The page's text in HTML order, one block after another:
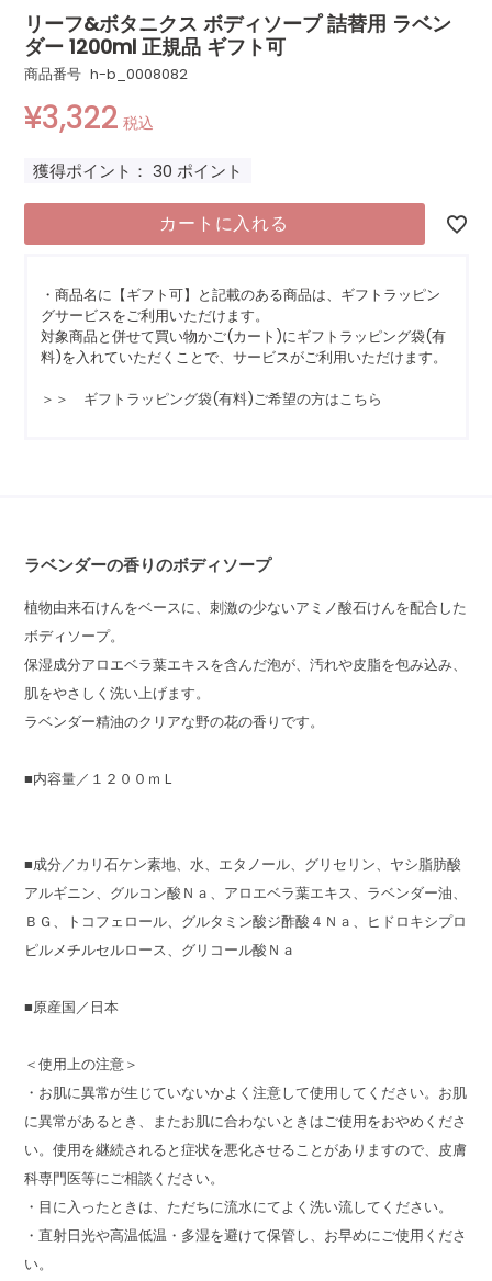
リーフ&ボタニクス ボディソープ 詰替用 ラベン
ダー 1200ml 正規品 ギフト可
商品番号 h-b_0008082
¥3,322 税込
獲得ポイント： 30 ポイント
カートに入れる
・商品名に【ギフト可】と記載のある商品は、ギフトラッピン
グサービスをご利用いただけます。
対象商品と併せて買い物かご(カート)にギフトラッピング袋(有
料)を入れていただくことで、サービスがご利用いただけます。
＞＞ ギフトラッピング袋(有料)ご希望の方はこちら
ラベンダーの香りのボディソープ
植物由来石けんをベースに、刺激の少ないアミノ酸石けんを配合した
ボディソープ。
保湿成分アロエベラ葉エキスを含んだ泡が、汚れや皮脂を包み込み、
肌をやさしく洗い上げます。
ラベンダー精油のクリアな野の花の香りです。
■内容量／１２００ｍＬ
■成分／カリ石ケン素地、水、エタノール、グリセリン、ヤシ脂肪酸
アルギニン、グルコン酸Ｎａ、アロエベラ葉エキス、ラベンダー油、
ＢＧ、トコフェロール、グルタミン酸ジ酢酸４Ｎａ、ヒドロキシプロ
ピルメチルセルロース、グリコール酸Ｎａ
■原産国／日本
＜使用上の注意＞
・お肌に異常が生じていないかよく注意して使用してください。お肌
に異常があるとき、またお肌に合わないときはご使用をおやめくださ
い。使用を継続されると症状を悪化させることがありますので、皮膚
科専門医等にご相談ください。
・目に入ったときは、ただちに流水にてよく洗い流してください。
・直射日光や高温低温・多湿を避けて保管し、お早めにご使用くださ
い。